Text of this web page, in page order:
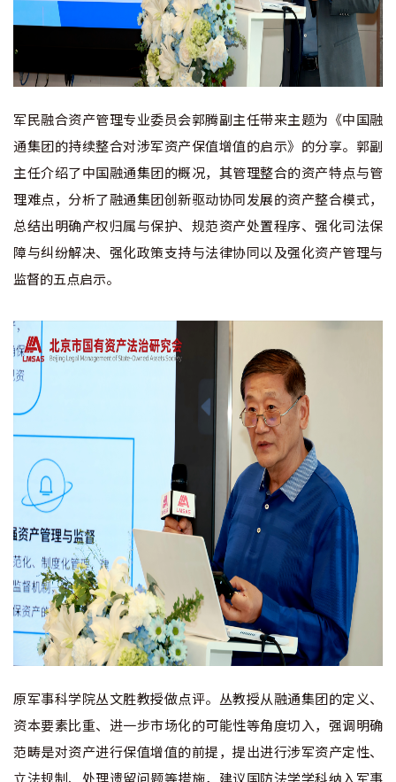
军民融合资产管理专业委员会郭腾副主任带来主题为《中国融
通集团的持续整合对涉军资产保值增值的启示》的分享。郭副
主任介绍了中国融通集团的概况，其管理整合的资产特点与管
理难点，分析了融通集团创新驱动协同发展的资产整合模式，
总结出明确产权归属与保护、规范资产处置程序、强化司法保
障与纠纷解决、强化政策支持与法律协同以及强化资产管理与
监督的五点启示。
原军事科学院丛文胜教授做点评。丛教授从融通集团的定义、
资本要素比重、进一步市场化的可能性等角度切入，强调明确
范畴是对资产进行保值增值的前提，提出进行涉军资产定性、
立法规制、处理遗留问题等措施，建议国防法学学科纳入军事